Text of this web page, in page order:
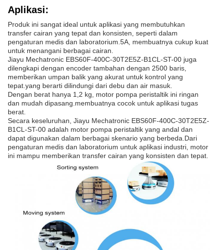
Aplikasi:
Produk ini sangat ideal untuk aplikasi yang membutuhkan
transfer cairan yang tepat dan konsisten, seperti dalam
pengaturan medis dan laboratorium.5A, membuatnya cukup kuat
untuk menangani berbagai cairan.
Jiayu Mechatronic EBS60F-400C-30T2E5Z-B1CL-ST-00 juga
dilengkapi dengan encoder tambahan dengan 2500 baris,
memberikan umpan balik yang akurat untuk kontrol yang
tepat.yang berarti dilindungi dari debu dan air masuk.
Dengan berat hanya 1,2 kg, motor pompa peristaltik ini ringan
dan mudah dipasang.membuatnya cocok untuk aplikasi tugas
berat.
Secara keseluruhan, Jiayu Mechatronic EBS60F-400C-30T2E5Z-
B1CL-ST-00 adalah motor pompa peristaltik yang andal dan
dapat digunakan dalam berbagai skenario yang berbeda.Dari
pengaturan medis dan laboratorium untuk aplikasi industri, motor
ini mampu memberikan transfer cairan yang konsisten dan tepat.